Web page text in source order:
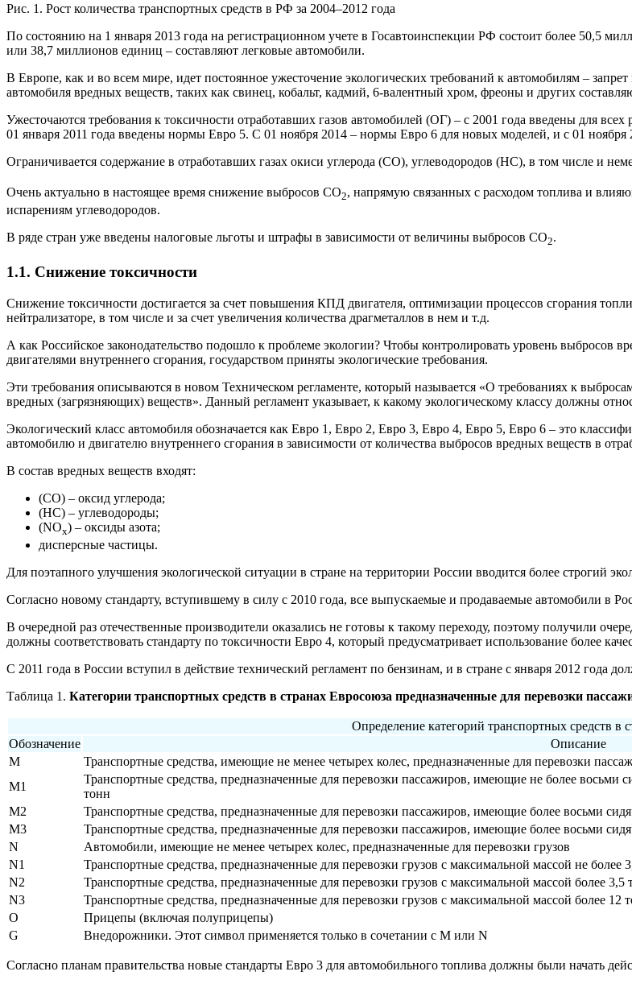
Рис. 1. Рост количества транспортных средств в РФ за 2004–2012 года
По состоянию на 1 января 2013 года на регистрационном учете в Госавтоинспекции РФ состоит более 50,5
или 38,7 миллионов единиц – составляют легковые автомобили.
В Европе, как и во всем мире, идет постоянное ужесточение экологических требований к автомобилям –
автомобиля вредных веществ, таких как свинец, кобальт, кадмий, 6-валентный хром, фреоны и других
Ужесточаются требования к токсичности отработавших газов автомобилей (ОГ) – с 2001 года введены для
01 января 2011 года введены нормы Евро 5. С 01 ноября 2014 – нормы Евро 6 для новых моделей, и с 01 ноября
Ограничивается содержание в отработавших газах окиси углерода (СО), углеводородов (НС), в том числе и
Очень актуально в настоящее время снижение выбросов СО2, напрямую связанных с расходом топлива и
испарениям углеводородов.
В ряде стран уже введены налоговые льготы и штрафы в зависимости от величины выбросов СО2.
1.1. Снижение токсичности
Снижение токсичности достигается за счет повышения КПД двигателя, оптимизации процессов сгорания
нейтрализаторе, в том числе и за счет увеличения количества драгметаллов в нем и т.д.
А как Российское законодательство подошло к проблеме экологии? Чтобы контролировать уровень
двигателями внутреннего сгорания, государством приняты экологические требования.
Эти требования описываются в новом Техническом регламенте, который называется «О требованиях к
вредных (загрязняющих) веществ». Данный регламент указывает, к какому экологическому классу должны
Экологический класс автомобиля обозначается как Евро 1, Евро 2, Евро 3, Евро 4, Евро 5, Евро 6 – это
автомобилю и двигателю внутреннего сгорания в зависимости от количества выбросов вредных веществ в
В состав вредных веществ входят:
(СО) – оксид углерода;
(НС) – углеводороды;
(NOх) – оксиды азота;
дисперсные частицы.
Для поэтапного улучшения экологической ситуации в стране на территории России вводится более строгий
Согласно новому стандарту, вступившему в силу с 2010 года, все выпускаемые и продаваемые автомобили в
В очередной раз отечественные производители оказались не готовы к такому переходу, поэтому получили
должны соответствовать стандарту по токсичности Евро 4, который предусматривает использование более
С 2011 года в России вступил в действие технический регламент по бензинам, и в стране с января 2012 года
Таблица 1. Категории транспортных средств в странах Евросоюза предназначенные для перевозки
Определение категорий транспортных средств в
Обозначение
Описание
M
Транспортные средства, имеющие не менее четырех колес, предназначенные для перевозки
M1
Транспортные средства, предназначенные для перевозки пассажиров, имеющие не более восьми
тонн
M2
Транспортные средства, предназначенные для перевозки пассажиров, имеющие более восьми
M3
Транспортные средства, предназначенные для перевозки пассажиров, имеющие более восьми
N
Автомобили, имеющие не менее четырех колес, предназначенные для перевозки грузов
N1
Транспортные средства, предназначенные для перевозки грузов с максимальной массой не более
N2
Транспортные средства, предназначенные для перевозки грузов с максимальной массой более
N3
Транспортные средства, предназначенные для перевозки грузов с максимальной массой более 12
O
Прицепы (включая полуприцепы)
G
Внедорожники. Этот символ применяется только в сочетании с M или N
Согласно планам правительства новые стандарты Евро 3 для автомобильного топлива должны были начать